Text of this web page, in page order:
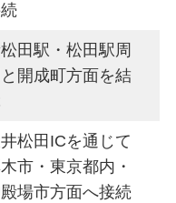
田駅・松田駅周
開成町方面を結
松田ICを通じて
市・東京都内・
場市方面へ接続